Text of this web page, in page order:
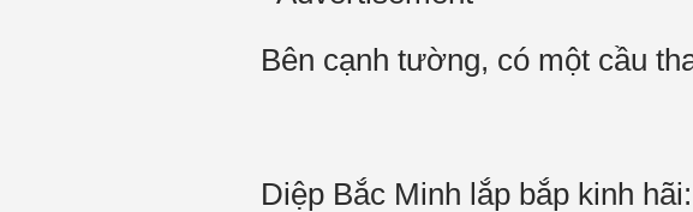
Bên cạnh tường, có một cầu
Diệp Bắc Minh lắp bắp kinh